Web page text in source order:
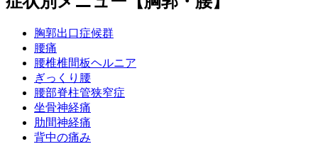
胸郭出口症候群
腰痛
腰椎椎間板ヘルニア
ぎっくり腰
腰部脊柱管狭窄症
坐骨神経痛
肋間神経痛
背中の痛み